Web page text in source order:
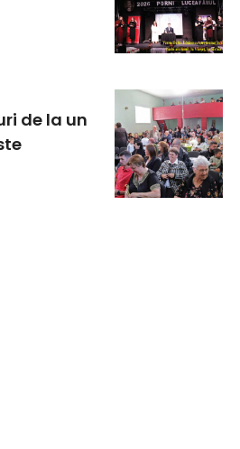
de la un